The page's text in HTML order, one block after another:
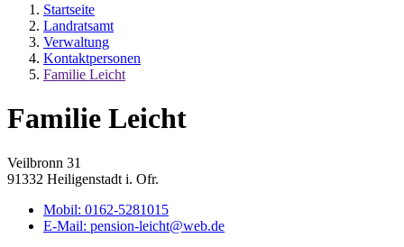
Startseite
Landratsamt
Verwaltung
Kontaktpersonen
Familie Leicht
Familie Leicht
Veilbronn 31
91332 Heiligenstadt i. Ofr.
Mobil: 0162-5281015
E-Mail: pension-leicht@web.de